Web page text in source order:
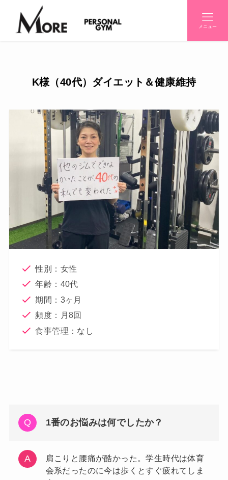
メニュー
K様（40代）ダイエット＆健康維持
性別：女性
年齢：40代
期間：3ヶ月
頻度：月8回
食事管理：なし
1番のお悩みは何でしたか？
肩こりと腰痛が酷かった。学生時代は体育
会系だったのに今は歩くとすぐ疲れてしま